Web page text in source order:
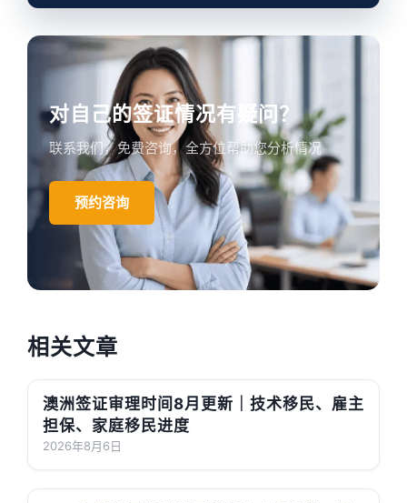
对自己的签证情况有疑问？
联系我们，免费咨询，全方位帮助您分析情况
预约咨询
相关文章
澳洲签证审理时间8月更新｜技术移民、雇主
担保、家庭移民进度
2026年8月6日